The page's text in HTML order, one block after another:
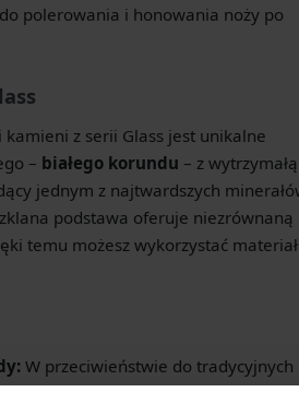
polerowania i honowania noży po
z serii Glass jest unikalne
– białego korundu – z wytrzymałą
jednym z najtwardszych
podstawa oferuje niezrównaną
temu możesz wykorzystać materiał
W przeciwieństwie do tradycyjnych
wymagają długotrwałego